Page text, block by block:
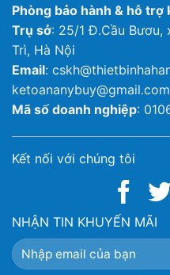
Phòng bảo hành & hỗ trợ
Trụ sở: 25/1 Đ.Cầu Bươu,
Trì, Hà Nội
Email:
ketoananybuy@gmail.com
Mã số doanh nghiệp:
Kết nối với chúng tôi
NHẬN TIN KHUYẾN MÃI